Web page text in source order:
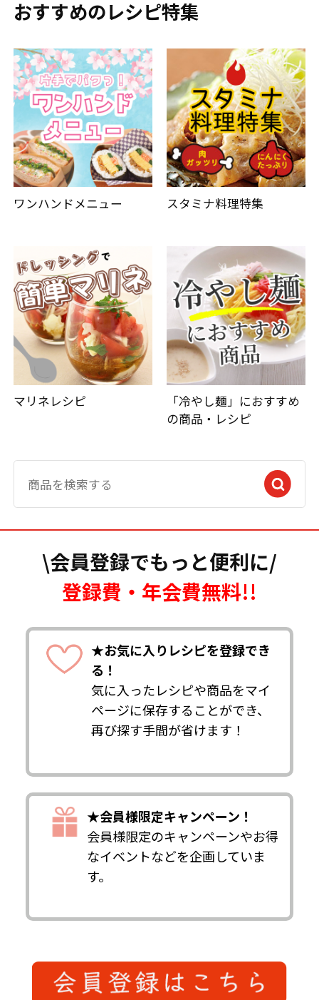
おすすめのレシピ特集
ワンハンドメニュー スタミナ料理特集
マリネレシピ
「冷やし麺」におすすめ
の商品・レシピ
\会員登録でもっと便利に/
登録費・年会費無料!!
★お気に入りレシピを登録でき
る！
気に入ったレシピや商品をマイ
ページに保存することができ、
再び探す手間が省けます！
★会員様限定キャンペーン！
会員様限定のキャンペーンやお得
なイベントなどを企画していま
す。